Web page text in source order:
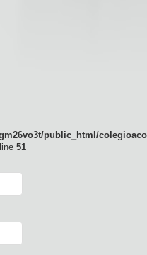
public_html/
51